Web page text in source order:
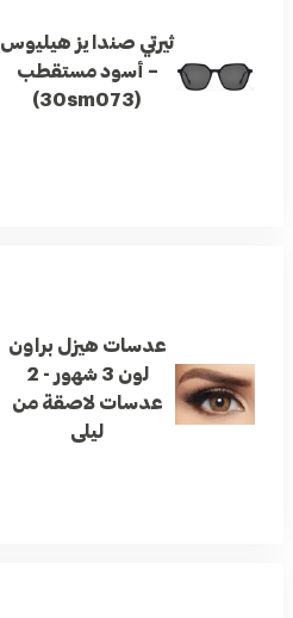
ثيرتي صندايز هيليوس
– أسود مستقطب
(30sm073)
عدسات هيزل براون
لون 3 شهور - 2
عدسات لاصقة من
ليلى